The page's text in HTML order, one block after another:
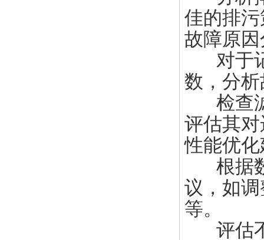
佳的排
故障原
对于记
数，分
检查滤
评估其
性能优
根据数
议，如
等。
评估不